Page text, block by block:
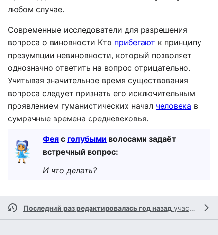
любом случае.
Современные исследователи для разрешения
вопроса о виновности Кто прибегают к принципу
презумпции невиновности, который позволяет
однозначно ответить на вопрос отрицательно.
Учитывая значительное время существования
вопроса следует признать его исключительным
проявлением гуманистических начал человека в
сумрачные времена средневековья.
Фея с голубыми волосами задаёт
встречный вопрос:
И что делать?
Последний раз редактировалась год назад участником